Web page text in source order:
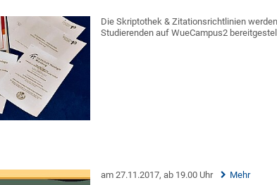
Die Skriptothek & Zitationsrichtlinien
Studierenden auf WueCampus2
am 27.11.2017, ab 19.00 Uhr Mehr